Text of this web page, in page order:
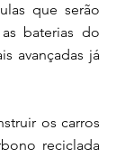
que serão
baterias do
avançadas já
os carros
reciclada